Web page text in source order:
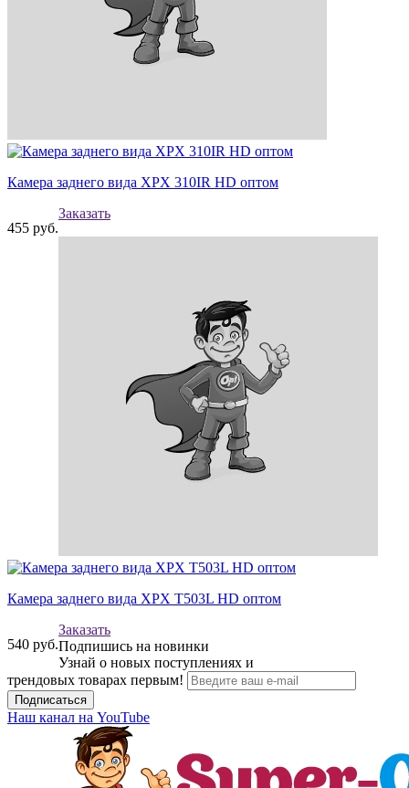
Камера заднего вида XPX 310IR HD оптом
455 руб.
Заказать
Камера заднего вида XPX T503L HD оптом
540 руб.
Заказать
Подпишись на новинки
Узнай о новых поступлениях и
трендовых товарах первым!
Подписаться
Наш канал на YouTube